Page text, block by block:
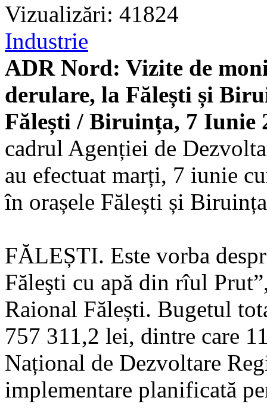
Vizualizări: 41824
Industrie
ADR Nord: Vizite de
derulare, la Fălești și
Fălești / Biruința, 7 Iunie
cadrul Agenției de
au efectuat marți, 7 iunie
în orașele Fălești și
FĂLEȘTI. Este vorba
Făleşti cu apă din rîul
Raional Fălești. Bugetul
757 311,2 lei, dintre care
Național de Dezvoltare
implementare planificată